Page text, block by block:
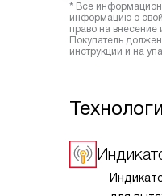
* Все
информацию о
право на
Покупатель
инструкции и на